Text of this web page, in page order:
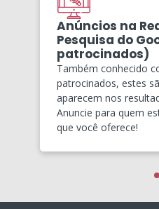
Anúncios na
Pesquisa do
patrocinados)
Também conhecido
patrocinados, estes
aparecem nos
Anuncie para quem
que você oferece!